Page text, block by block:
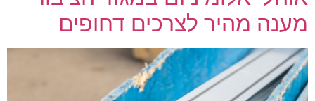
מענה מהיר לצרכים דחופים